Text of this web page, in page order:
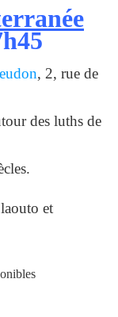
, 2, rue de
des luths de
et